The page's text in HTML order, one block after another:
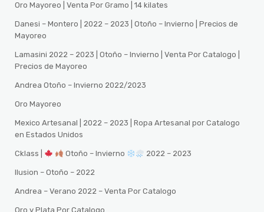
Oro Mayoreo | Venta Por Gramo | 14 kilates
Danesi – Montero | 2022 – 2023 | Otoño – Invierno | Precios de
Mayoreo
Lamasini 2022 – 2023 | Otoño – Invierno | Venta Por Catalogo |
Precios de Mayoreo
Andrea Otoño – Invierno 2022/2023
Oro Mayoreo
Mexico Artesanal | 2022 – 2023 | Ropa Artesanal por Catalogo
en Estados Unidos
Cklass | Otoño – Invierno 2022 – 2023
Ilusion – Otoño – 2022
Andrea – Verano 2022 – Venta Por Catalogo
Oro y Plata Por Catalogo